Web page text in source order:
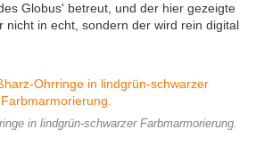
Globus' betreut, und der hier gezeigte
nicht in echt, sondern der wird rein digital
in lindgrün-schwarzer Farbmarmorierung.